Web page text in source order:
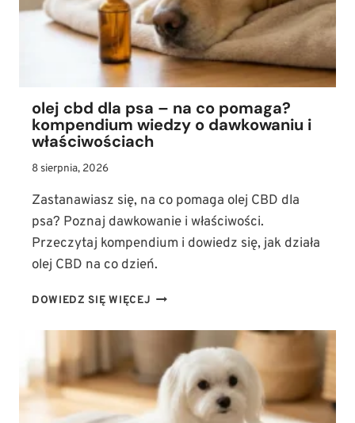
PASOŻYTAMI
olej cbd dla psa – na co pomaga?
kompendium wiedzy o dawkowaniu i
właściwościach
8 sierpnia, 2026
Zastanawiasz się, na co pomaga olej CBD dla
psa? Poznaj dawkowanie i właściwości.
Przeczytaj kompendium i dowiedz się, jak działa
olej CBD na co dzień.
DOWIEDZ SIĘ WIĘCEJ OLEJ
DLA
NA
CO
POMAGA?